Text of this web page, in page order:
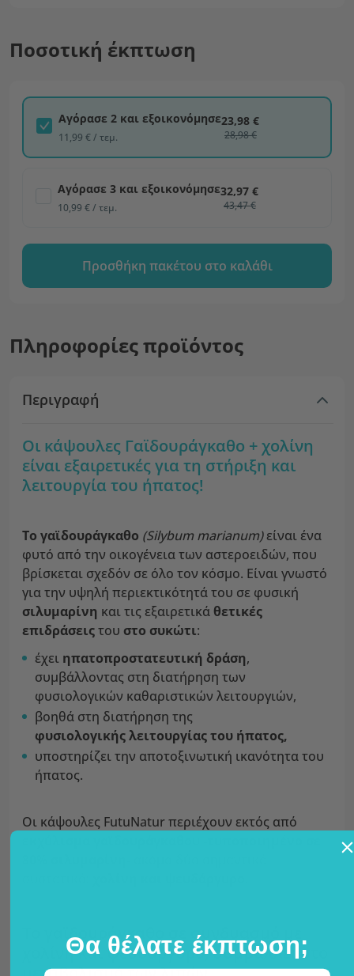
Ποσοτική έκπτωση
Αγόρασε 2 και εξοικονόμησε
11,99 € / τεμ.
23,98 €
28,98 €
Αγόρασε 3 και εξοικονόμησε
10,99 € / τεμ.
32,97 €
43,47 €
Προσθήκη πακέτου στο καλάθι
Πληροφορίες προϊόντος
Περιγραφή
Οι κάψουλες Γαϊδουράγκαθο + χολίνη
είναι εξαιρετικές για τη στήριξη και
λειτουργία του ήπατος!
Το γαϊδουράγκαθο (Silybum marianum)είναι ένα
φυτό από την οικογένεια των αστεροειδών, που
βρίσκεται σχεδόν σε όλο τον κόσμο. Είναι γνωστό
για την υψηλή περιεκτικότητά του σε φυσική
σιλυμαρίνη και τις εξαιρετικά θετικές
επιδράσειςτου στο συκώτι:
έχει ηπατοπροστατευτική δράση,
συμβάλλοντας στη διατήρηση των
φυσιολογικών καθαριστικών λειτουργιών,
βοηθά στη διατήρηση της
φυσιολογικήςλειτουργίας του ήπατος,
υποστηρίζει την αποτοξινωτική ικανότητα του
ήπατος.
Οι κάψουλες FutuNatur περιέχουν εκτός από
Το γαϊδουράγκαθο σε συνδυασμό με
χολίνη και ψευδάργυρο, συμβάλλει στο
Θα θέλατε έκπτωση;